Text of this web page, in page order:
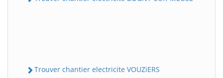
Trouver chantier electricite VOUZiERS